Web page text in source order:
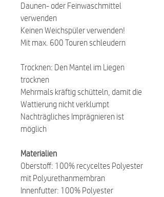
Daunen- oder Feinwaschmittel
verwenden
Keinen Weichspüler verwenden!
Mit max. 600 Touren schleudern
Trocknen: Den Mantel im Liegen
trocknen
Mehrmals kräftig schütteln, damit die
Wattierung nicht verklumpt
Nachträgliches Imprägnieren ist
möglich
Materialien
Oberstoff: 100% recyceltes Polyester
mit Polyurethanmembran
Innenfutter: 100% Polyester